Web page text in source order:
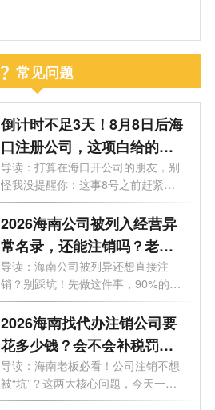
常见问题
倒计时不足3天！8月8日后海
口注册公司，这项白给的福
利永远没了
导读：打算在海口开公司的朋友，别
怪我没提醒你：这事8号之前赶紧
办！倒...
2026海南公司被列入经营异
常名录，还能注销吗？老板
必看的自救指南！
导读：海南公司被列异还想直接注
销？别踩坑！先做这件事，90%的老
板都不知...
2026海南找代办注销公司要
花多少钱？会不会补税罚
款？海南最新注销避坑指
南！
导读：海南老板必看！公司注销不想
被“坑”？这两大核心问题，今天一次
说...